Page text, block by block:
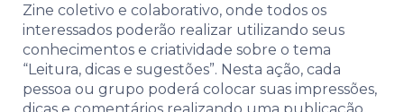
Zine coletivo e colaborativo, onde todos os
interessados poderão realizar utilizando seus
conhecimentos e criatividade sobre o tema
“Leitura, dicas e sugestões”. Nesta ação, cada
pessoa ou grupo poderá colocar suas impressões,
dicas e comentários realizando uma publicação,